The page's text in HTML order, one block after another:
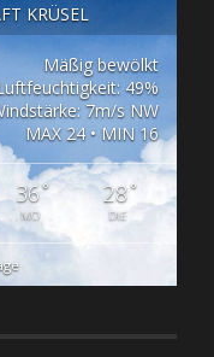
KRÜSEL
Mäßig bewölkt
49%
7m/s NW
MAX 24 • MIN 16
36°
MO
28°
DIE